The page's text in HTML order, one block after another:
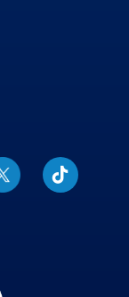
T
i
k